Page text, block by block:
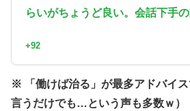
らいがちょうど良い。会話下手の
+92
※ 「働けば治る」が最多アドバイ
言うだけでも…という声も多数ｗ）